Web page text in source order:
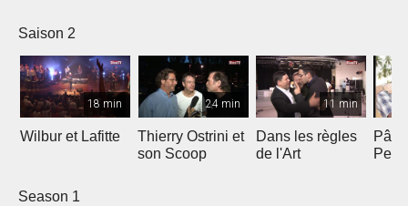
Saison 2
18 min
Wilbur et Lafitte
24 min
Thierry Ostrini et
son Scoop
11 min
Dans les règles
de l'Art
Season 1